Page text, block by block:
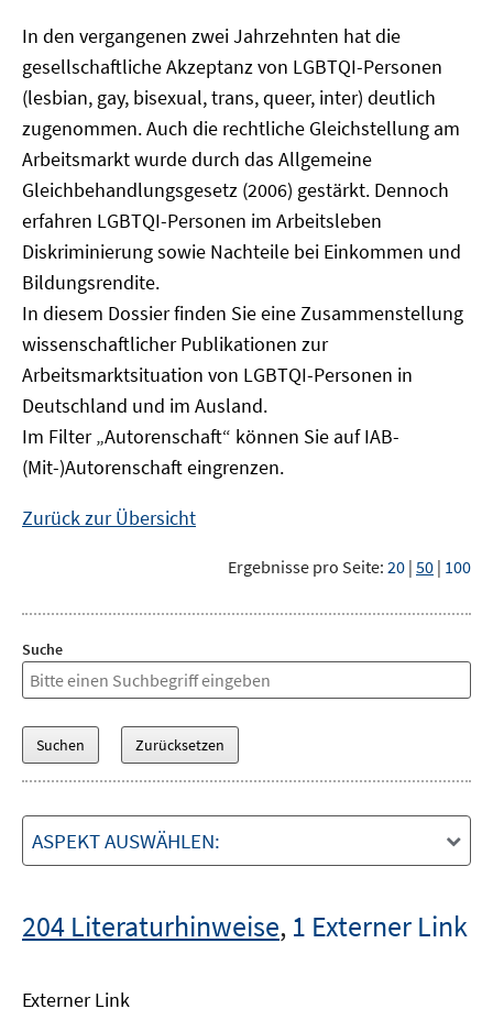
In den vergangenen zwei Jahrzehnten hat die
gesellschaftliche Akzeptanz von LGBTQI-Personen
(lesbian, gay, bisexual, trans, queer, inter) deutlich
zugenommen. Auch die rechtliche Gleichstellung am
Arbeitsmarkt wurde durch das Allgemeine
Gleichbehandlungsgesetz (2006) gestärkt. Dennoch
erfahren LGBTQI-Personen im Arbeitsleben
Diskriminierung sowie Nachteile bei Einkommen und
Bildungsrendite.
In diesem Dossier finden Sie eine Zusammenstellung
wissenschaftlicher Publikationen zur
Arbeitsmarktsituation von LGBTQI-Personen in
Deutschland und im Ausland.
Im Filter „Autorenschaft“ können Sie auf IAB-
(Mit-)Autorenschaft eingrenzen.
Zurück zur Übersicht
Ergebnisse pro Seite: 20 | 50 | 100
Suche
ASPEKT AUSWÄHLEN:
204 Literaturhinweise, 1 Externer Link
Externer Link